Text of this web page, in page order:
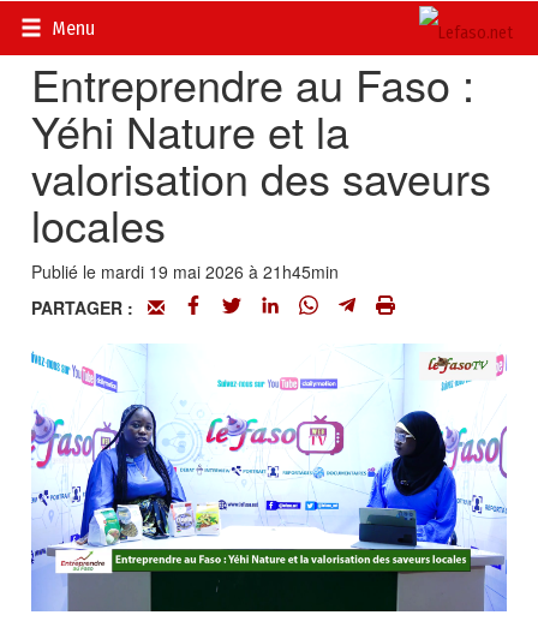
Menu
Accueil>
Entreprendre au Faso :
Yéhi Nature et la
valorisation des saveurs
locales
Publié le mardi 19 mai 2026 à 21h45min
PARTAGER :